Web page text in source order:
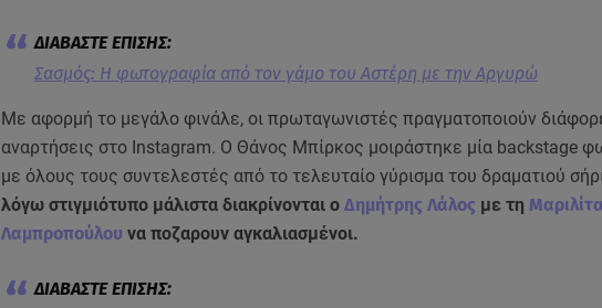
Σασμός: Η φωτογραφία από τον γάμο του Αστέρη με την Αργυρώ
Με αφορμή το μεγάλο φινάλε, οι πρωταγωνιστές πραγματοποιούν
αναρτήσεις στο Instagram. O Θάνος Μπίρκος μοιράστηκε μία backstage
με όλους τους συντελεστές από το τελευταίο γύρισμα του δραματιού
λόγω στιγμιότυπο μάλιστα διακρίνονται ο Δημήτρης Λάλος με τη Μαριλίτα
Λαμπροπούλου να ποζαρουν αγκαλιασμένοι.